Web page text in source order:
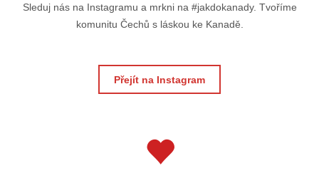
Sleduj nás na Instagramu a mrkni na #jakdokanady. Tvoříme
komunitu Čechů s láskou ke Kanadě.
Přejít na Instagram